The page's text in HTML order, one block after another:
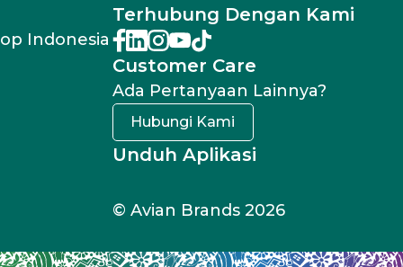
Solusi
Anti Bocor
Otomotif
Tandon/Toren
Kategori
Cat Genteng & Seng
Semen Instan
Tata Kelola
Pusat Informasi
Keterbukaan Informasi
Hubungi Kami
Indonesia
Terhubung Dengan Kami
Customer Care
Ada Pertanyaan Lainnya?
Hubungi Kami
Unduh Aplikasi
© Avian Brands 2026